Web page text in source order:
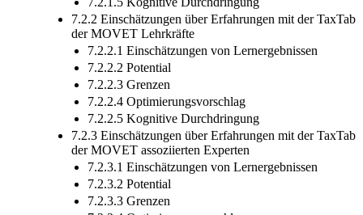
7.2.2 Einschätzungen über Erfahrungen mit der TaxTab
der MOVET Lehrkräfte
7.2.2.1 Einschätzungen von Lernergebnissen
7.2.2.2 Potential
7.2.2.3 Grenzen
7.2.2.4 Optimierungsvorschlag
7.2.2.5 Kognitive Durchdringung
7.2.3 Einschätzungen über Erfahrungen mit der TaxTab
der MOVET assoziierten Experten
7.2.3.1 Einschätzungen von Lernergebnissen
7.2.3.2 Potential
7.2.3.3 Grenzen